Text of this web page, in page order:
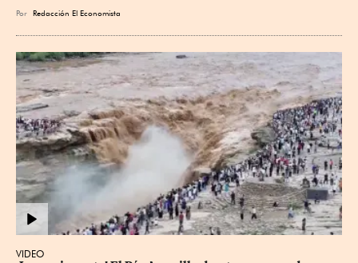
Por Redacción El Economista
VIDEO